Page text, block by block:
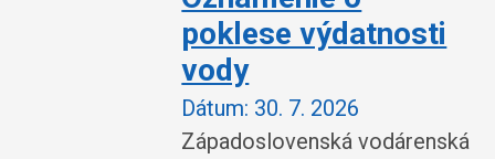
poklese výdatnosti
vody
Dátum: 30. 7. 2026
Západoslovenská vodárenská